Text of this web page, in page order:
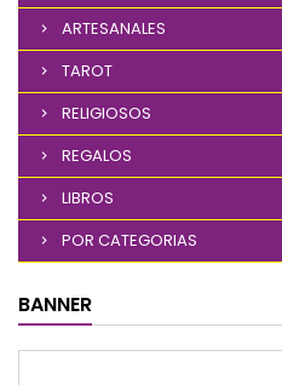
ARTESANALES
TAROT
RELIGIOSOS
REGALOS
LIBROS
POR CATEGORIAS
BANNER